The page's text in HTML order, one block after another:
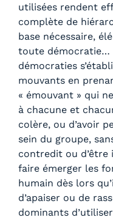
utilisées rendent
complète de
base nécessaire,
toute démocratie…
démocraties
mouvants en
« émouvant » qui
à chacune et
colère, ou d’avoir
sein du groupe,
contredit ou d’être
faire émerger les
humain dès lors
d’apaiser ou de
dominants